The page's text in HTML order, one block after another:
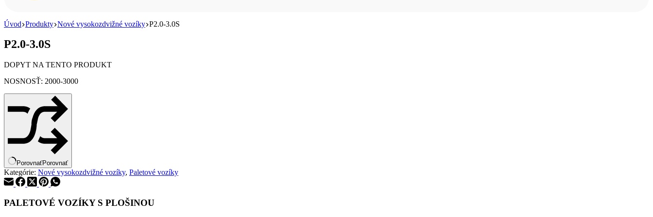
Úvod Produkty Nové vysokozdvižné vozíky P2.0-3.0S
P2.0-3.0S
DOPYT NA TENTO PRODUKT
NOSNOSŤ: 2000-3000
PorovnaťPorovnať
Kategórie: Nové vysokozdvižné vozíky, Paletové vozíky
PALETOVÉ VOZÍKY S PLOŠINOU